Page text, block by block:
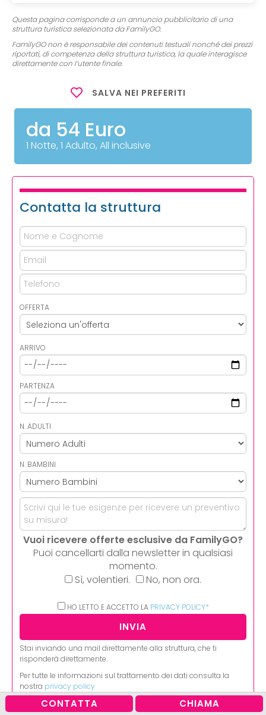
Questa pagina corrisponde a un annuncio pubblicitario di una
struttura turistica selezionata da FamilyGO.
FamilyGO non è responsabile dei contenuti testuali nonché dei prezzi
riportati, di competenza della struttura turistica, la quale interagisce
direttamente con l’utente finale.
SALVA NEI PREFERITI
da 54 Euro
1 Notte, 1 Adulto, All inclusive
Contatta la struttura
OFFERTA
ARRIVO
PARTENZA
N. ADULTI
N. BAMBINI
Vuoi ricevere offerte esclusive da FamilyGO?
Puoi cancellarti dalla newsletter in qualsiasi
momento.
Sì, volentieri.
No, non ora.
HO LETTO E ACCETTO LA PRIVACY POLICY*
Stai inviando una mail direttamente alla struttura, che ti
risponderà direttamente.
Per tutte le informazioni sul trattamento dei dati consulta la
nostra privacy policy
CONTATTA CHIAMA